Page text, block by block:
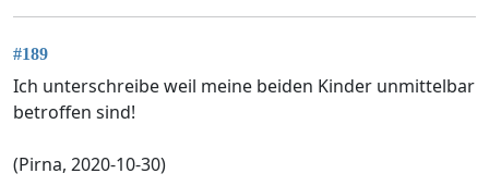
#189
Ich unterschreibe weil meine beiden Kinder unmittelbar
betroffen sind!
(Pirna, 2020-10-30)